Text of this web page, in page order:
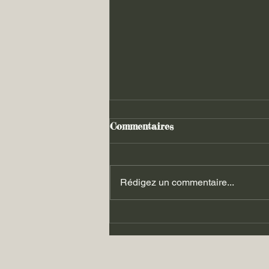
Commentaires
Rédigez un commentaire...